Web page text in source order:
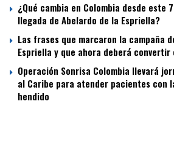
¿Qué cambia en Colombia desde este
llegada de Abelardo de la Espriella?
Las frases que marcaron la campaña
Espriella y que ahora deberá convertir
Operación Sonrisa Colombia llevará
al Caribe para atender pacientes con
hendido